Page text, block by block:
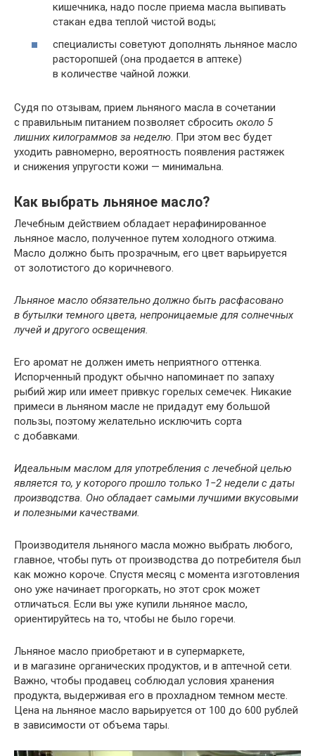
кишечника, надо после приема масла выпивать
стакан едва теплой чистой воды;
специалисты советуют дополнять льняное масло
расторопшей (она продается в аптеке)
в количестве чайной ложки.
Судя по отзывам, прием льняного масла в сочетании
с правильным питанием позволяет сбросить около 5
лишних килограммов за неделю. При этом вес будет
уходить равномерно, вероятность появления растяжек
и снижения упругости кожи — минимальна.
Как выбрать льняное масло?
Лечебным действием обладает нерафинированное
льняное масло, полученное путем холодного отжима.
Масло должно быть прозрачным, его цвет варьируется
от золотистого до коричневого.
Льняное масло обязательно должно быть расфасовано
в бутылки темного цвета, непроницаемые для солнечных
лучей и другого освещения.
Его аромат не должен иметь неприятного оттенка.
Испорченный продукт обычно напоминает по запаху
рыбий жир или имеет привкус горелых семечек. Никакие
примеси в льняном масле не придадут ему большой
пользы, поэтому желательно исключить сорта
с добавками.
Идеальным маслом для употребления с лечебной целью
является то, у которого прошло только 1−2 недели с даты
производства. Оно обладает самыми лучшими вкусовыми
и полезными качествами.
Производителя льняного масла можно выбрать любого,
главное, чтобы путь от производства до потребителя был
как можно короче. Спустя месяц с момента изготовления
оно уже начинает прогоркать, но этот срок может
отличаться. Если вы уже купили льняное масло,
ориентируйтесь на то, чтобы не было горечи.
Льняное масло приобретают и в супермаркете,
и в магазине органических продуктов, и в аптечной сети.
Важно, чтобы продавец соблюдал условия хранения
продукта, выдерживая его в прохладном темном месте.
Цена на льняное масло варьируется от 100 до 600 рублей
в зависимости от объема тары.